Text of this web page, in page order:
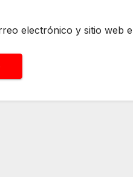
electrónico y sitio web